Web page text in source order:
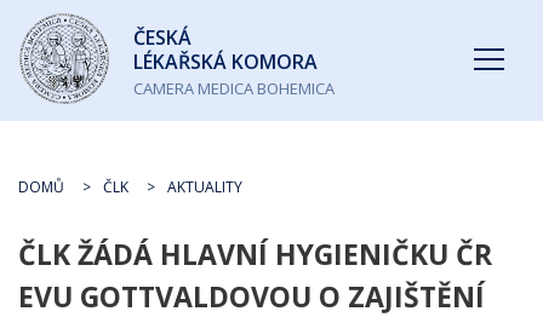
Česká
lékařská
komora
ČESKÁ
LÉKAŘSKÁ KOMORA
CAMERA MEDICA BOHEMICA
DOMŮ ČLK AKTUALITY
ČLK ŽÁDÁ HLAVNÍ HYGIENIČKU ČR
EVU GOTTVALDOVOU O ZAJIŠTĚNÍ